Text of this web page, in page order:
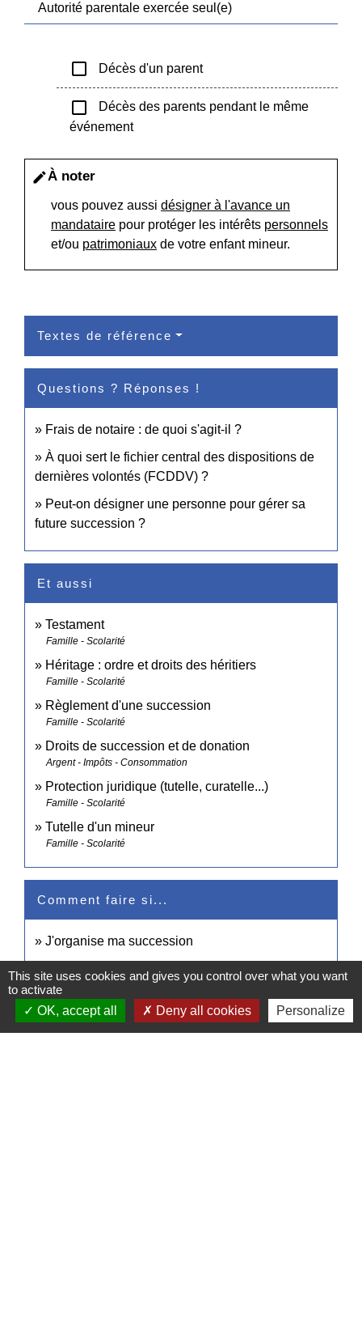
Autorité parentale exercée seul(e)
check_box_outline_blank Décès d'un parent
check_box_outline_blank
Décès des parents pendant le même
événement
editÀ noter
vous pouvez aussi désigner à l'avance un
mandataire pour protéger les intérêts personnels
et/ou patrimoniaux de votre enfant mineur.
Textes de référence
Questions ? Réponses !
Frais de notaire : de quoi s'agit-il ?
À quoi sert le fichier central des dispositions de
dernières volontés (FCDDV) ?
Peut-on désigner une personne pour gérer sa
future succession ?
Et aussi
Testament
Famille - Scolarité
Héritage : ordre et droits des héritiers
Famille - Scolarité
Règlement d'une succession
Famille - Scolarité
Droits de succession et de donation
Argent - Impôts - Consommation
Protection juridique (tutelle, curatelle...)
Famille - Scolarité
Tutelle d'un mineur
Famille - Scolarité
Comment faire si...
J'organise ma succession
This site uses cookies and gives you control over what you want
to activate
OK, accept all
Deny all cookies Personalize